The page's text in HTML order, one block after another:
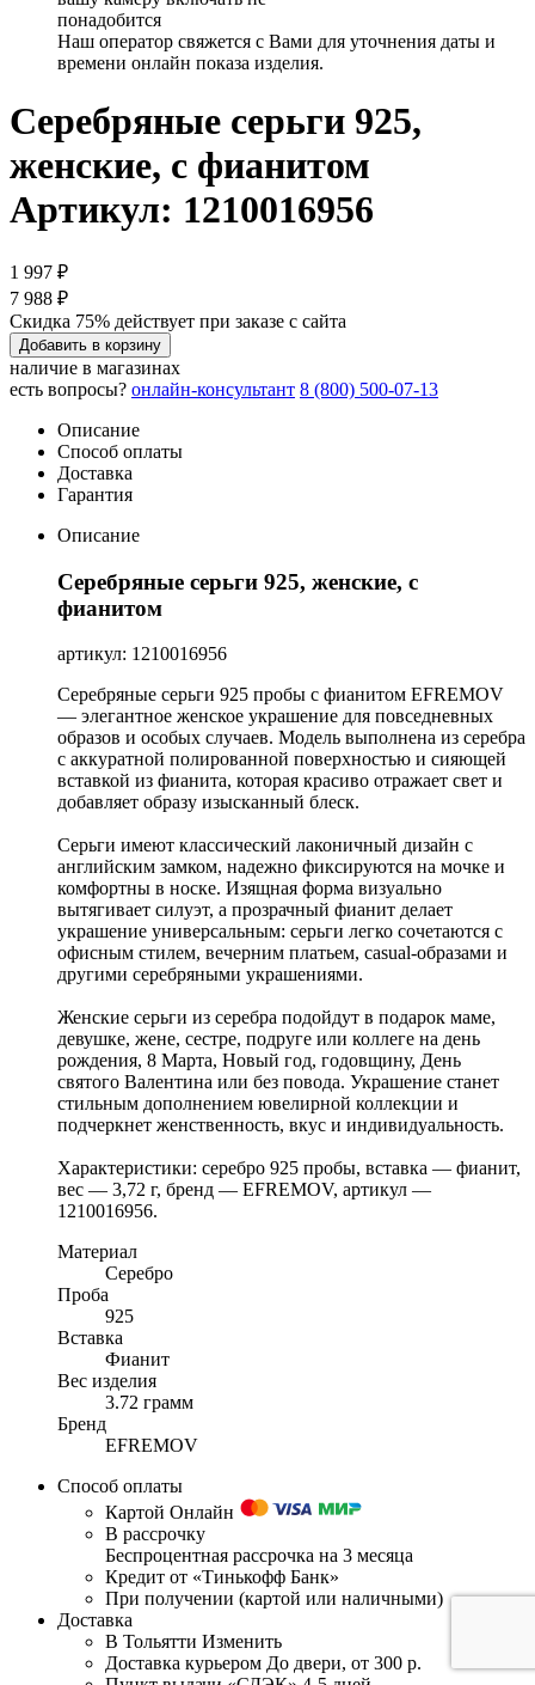
понадобится
Наш оператор свяжется с Вами для уточнения даты и
времени онлайн показа изделия.
Серебряные серьги 925,
женские, с фианитом
Артикул: 1210016956
1 997 ₽
7 988 ₽
Скидка 75% действует при заказе с сайта
Добавить в корзину
наличие в магазинах
есть вопросы? онлайн-консультант 8 (800) 500-07-13
Описание
Способ оплаты
Доставка
Гарантия
Описание
Серебряные серьги 925, женские, с
фианитом
артикул: 1210016956
Серебряные серьги 925 пробы с фианитом EFREMOV
— элегантное женское украшение для повседневных
образов и особых случаев. Модель выполнена из серебра
с аккуратной полированной поверхностью и сияющей
вставкой из фианита, которая красиво отражает свет и
добавляет образу изысканный блеск.
Серьги имеют классический лаконичный дизайн с
английским замком, надежно фиксируются на мочке и
комфортны в носке. Изящная форма визуально
вытягивает силуэт, а прозрачный фианит делает
украшение универсальным: серьги легко сочетаются с
офисным стилем, вечерним платьем, casual-образами и
другими серебряными украшениями.
Женские серьги из серебра подойдут в подарок маме,
девушке, жене, сестре, подруге или коллеге на день
рождения, 8 Марта, Новый год, годовщину, День
святого Валентина или без повода. Украшение станет
стильным дополнением ювелирной коллекции и
подчеркнет женственность, вкус и индивидуальность.
Характеристики: серебро 925 пробы, вставка — фианит,
вес — 3,72 г, бренд — EFREMOV, артикул —
1210016956.
Материал
Серебро
Проба
925
Вставка
Фианит
Вес изделия
3.72 грамм
Бренд
EFREMOV
Способ оплаты
Картой Онлайн
В рассрочку
Беспроцентная рассрочка на 3 месяца
Кредит от «Тинькофф Банк»
При получении (картой или наличными)
Доставка
В Тольятти Изменить
Доставка курьером До двери, от 300 р.